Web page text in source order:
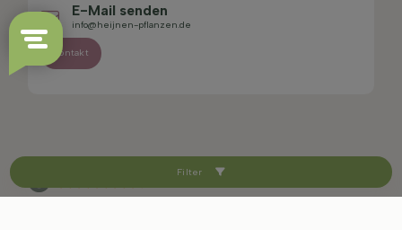
Filter
E-Mail senden
info@heijnen-pflanzen.de
Kontakt
4.4/5